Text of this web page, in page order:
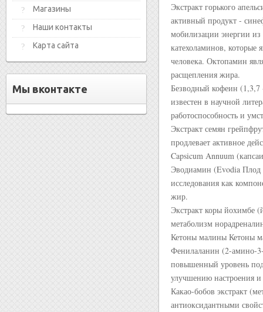
Магазины
Наши контакты
Карта сайта
Мы вконтакте
Экстракт горького
активный продукт -
мобилизации энергии
катехоламинов,
человека. Октопамин
расщепления жира.
Безводный кофеин (1,3,7
известен в научной
работоспособность и
Экстракт семян
продлевает активное
Capsicum Annuum
Эводиамин (Evodia Плод
исследования как
жир.
Экстракт коры йохимбе
метаболизм
Кетоны малины Кетоны
Фенилаланин (2-амино-
повышенный уровень
улучшению настроения
Какао-бобов экстракт
антиоксидантными